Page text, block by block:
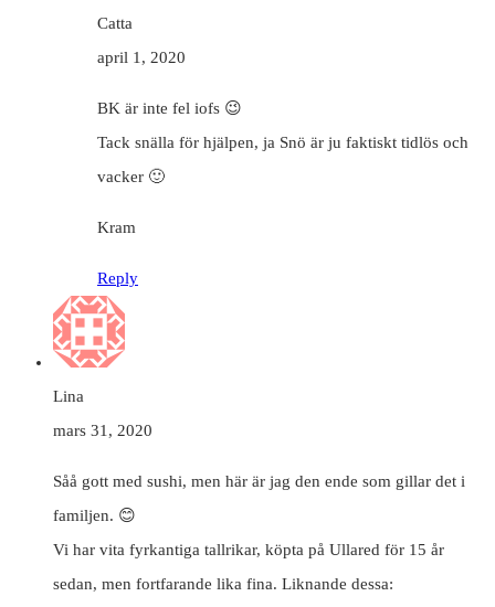
Catta
april 1, 2020
BK är inte fel iofs 😉
Tack snälla för hjälpen, ja Snö är ju faktiskt tidlös och
vacker 🙂
Kram
Reply
Lina
mars 31, 2020
Såå gott med sushi, men här är jag den ende som gillar det i
familjen. 😊
Vi har vita fyrkantiga tallrikar, köpta på Ullared för 15 år
sedan, men fortfarande lika fina. Liknande dessa: